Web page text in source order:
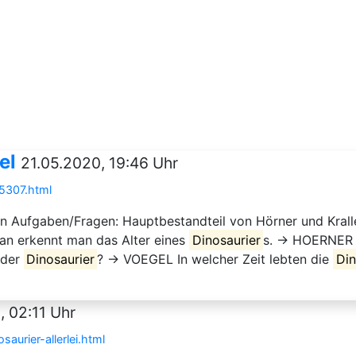
21.05.2020, 19:46 Uhr
Aufgaben/Fragen: Hauptbestandteil von Hörner und
erkennt man das Alter eines Dinosaurier s. →
Dinosaurier? → VOEGEL In welcher Zeit lebten die
02:11 Uhr
allerlei.html